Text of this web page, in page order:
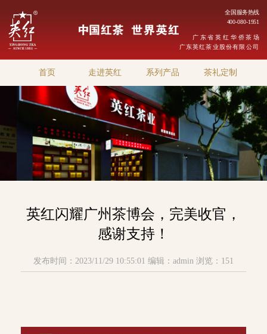
全国服务热线
400-080-1951
广东省英红华侨茶场
广东英红茶业股份有限公司
首页 走进英红 系列产品 茶礼定制
英红闪耀广州茶博会，完美收官，
感谢支持！
发布时间：2023/11/29 10:55:01 编辑：admin 浏览：151